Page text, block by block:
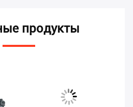
продукты